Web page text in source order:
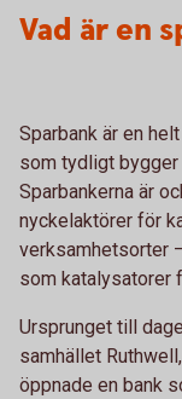
Vad är en
Sparbank är en
som tydligt bygger
Sparbankerna är
nyckelaktörer för
verksamhetsorter
som katalysatorer
Ursprunget till
samhället
öppnade en bank